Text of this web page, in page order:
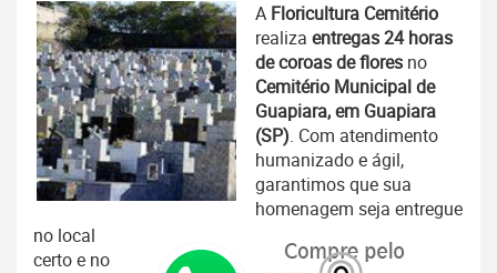
A Floricultura Cemitério
realiza entregas 24 horas
de coroas de flores no
Cemitério Municipal de
Guapiara, em Guapiara
(SP). Com atendimento
humanizado e ágil,
garantimos que sua
homenagem seja entregue
no local
certo e no